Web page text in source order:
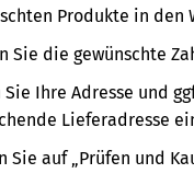
Produkte in den
Sie die gewünschte
Sie Ihre Adresse und
Lieferadresse
Sie auf „Prüfen und